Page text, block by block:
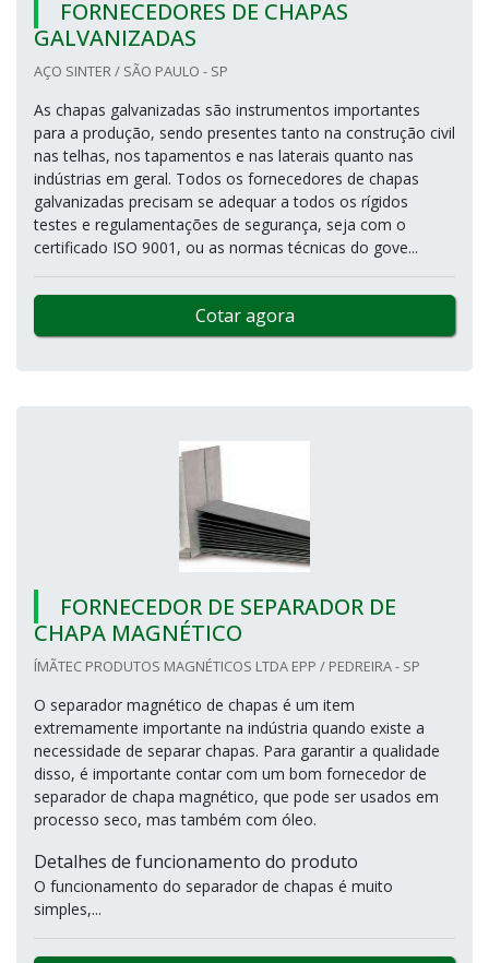
FORNECEDORES DE CHAPAS
GALVANIZADAS
AÇO SINTER / SÃO PAULO - SP
As chapas galvanizadas são instrumentos importantes
para a produção, sendo presentes tanto na construção civil
nas telhas, nos tapamentos e nas laterais quanto nas
indústrias em geral. Todos os fornecedores de chapas
galvanizadas precisam se adequar a todos os rígidos
testes e regulamentações de segurança, seja com o
certificado ISO 9001, ou as normas técnicas do gove...
Cotar agora
FORNECEDOR DE SEPARADOR DE
CHAPA MAGNÉTICO
ÍMÃTEC PRODUTOS MAGNÉTICOS LTDA EPP / PEDREIRA - SP
O separador magnético de chapas é um item
extremamente importante na indústria quando existe a
necessidade de separar chapas. Para garantir a qualidade
disso, é importante contar com um bom fornecedor de
separador de chapa magnético, que pode ser usados em
processo seco, mas também com óleo.
Detalhes de funcionamento do produto
O funcionamento do separador de chapas é muito
simples,...